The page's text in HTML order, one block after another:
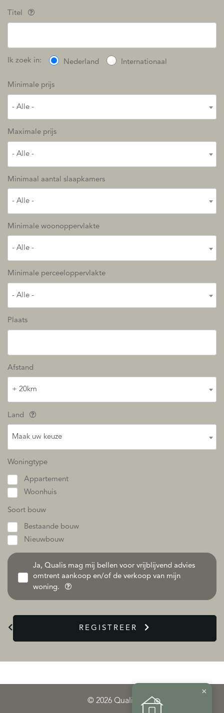
Titel
Ik zoek in: Nederland Internationaal
Minimale prijs
- Alle -
Maximale prijs
- Alle -
Minimaal aantal slaapkamers
- Alle -
Minimale woonoppervlakte
- Alle -
Minimale perceeloppervlakte
- Alle -
Plaats
Afstand
+ 20km
Land
Maak uw keuze
Woningtype
Appartement
Woonhuis
Soort bouw
Bestaande bouw
Nieuwbouw
Ja, Qualis mag mij bellen voor vrijblijvend advies
omtrent aankoop en/of de verkoop van mijn
woning.
REGISTREER
© 2026 Qualis
×